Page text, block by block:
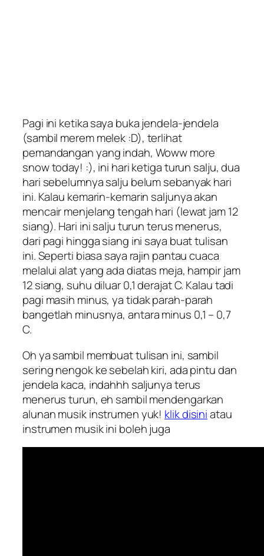
Pagi ini ketika saya buka jendela-jendela
(sambil merem melek :D), terlihat
pemandangan yang indah, Woww more
snow today! :), ini hari ketiga turun salju, dua
hari sebelumnya salju belum sebanyak hari
ini. Kalau kemarin-kemarin saljunya akan
mencair menjelang tengah hari (lewat jam 12
siang). Hari ini salju turun terus menerus,
dari pagi hingga siang ini saya buat tulisan
ini. Seperti biasa saya rajin pantau cuaca
melalui alat yang ada diatas meja, hampir jam
12 siang, suhu diluar 0,1 derajat C. Kalau tadi
pagi masih minus, yatidak parah-parah
bangetlah minusnya, antara minus 0,1 – 0,7
C.
Oh ya sambil membuat tulisan ini, sambil
sering nengok ke sebelah kiri, ada pintu dan
jendela kaca, indahhh saljunya terus
menerus turun, eh sambil mendengarkan
alunan musik instrumen yuk! klik disiniatau
instrumen musik ini boleh juga